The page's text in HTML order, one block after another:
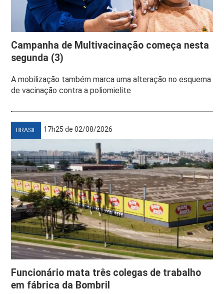
Campanha de Multivacinação começa nesta
segunda (3)
A mobilização também marca uma alteração no esquema
de vacinação contra a poliomielite
BRASIL 17h25 de 02/08/2026
Funcionário mata três colegas de trabalho
em fábrica da Bombril